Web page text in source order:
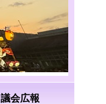
議会広報